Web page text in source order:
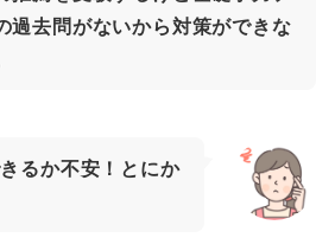
過去問がないから対策ができな
るか不安！とにか